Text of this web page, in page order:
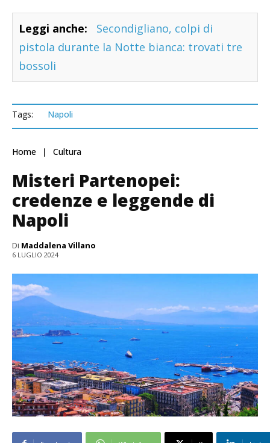
Leggi anche:
Secondigliano, colpi di
pistola durante la Notte bianca: trovati tre
bossoli
Tags: Napoli
Home Cultura
Misteri Partenopei:
credenze e leggende di
Napoli
Di Maddalena Villano
6 LUGLIO 2024